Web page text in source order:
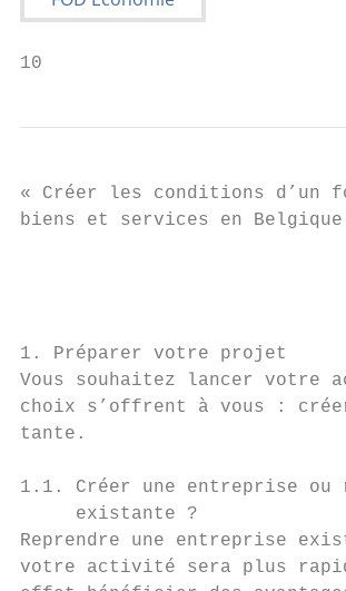
10
« Créer les conditions d’un
biens et services en
1. Préparer votre projet
Vous souhaitez lancer votre
choix s’offrent à vous :
tante.
1.1. Créer une entreprise ou
     existante ?
Reprendre une entreprise
votre activité sera plus